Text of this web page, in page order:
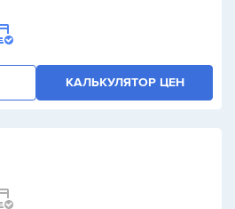
КАЛЬКУЛЯТОР ЦЕН